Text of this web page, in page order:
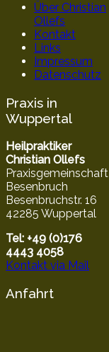
Über Christian
Ollefs
Kontakt
Links
Impressum
Datenschutz
Praxis in
Wuppertal
Heilpraktiker
Christian Ollefs
Praxisgemeinschaft
Besenbruch
Besenbruchstr. 16
42285 Wuppertal
Tel: +49 (0)176
4443 4058
Kontakt via Mail
Anfahrt